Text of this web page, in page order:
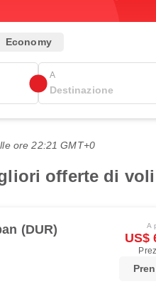
Economy
A
ore 22:21 GMT+0
offerte di
(DUR) A
US$